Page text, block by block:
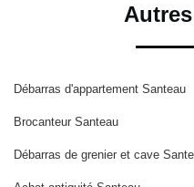
Débarras d'appartement Santeau
Brocanteur Santeau
Débarras de grenier et cave